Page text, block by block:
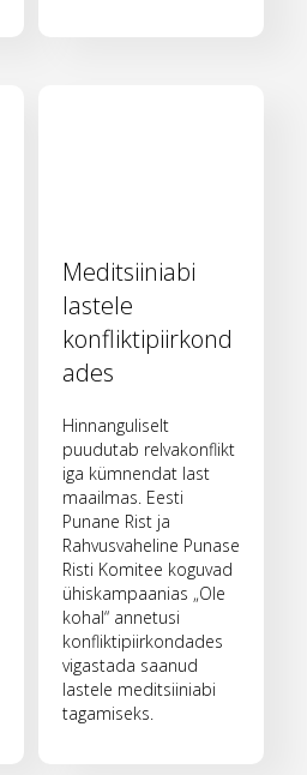
Meditsiiniabi
lastele
konfliktipiirkond
ades
Hinnanguliselt
puudutab relvakonflikt
iga kümnendat last
maailmas. Eesti
Punane Rist ja
Rahvusvaheline Punase
Risti Komitee koguvad
ühiskampaanias „Ole
kohal“ annetusi
konfliktipiirkondades
vigastada saanud
lastele meditsiiniabi
tagamiseks.